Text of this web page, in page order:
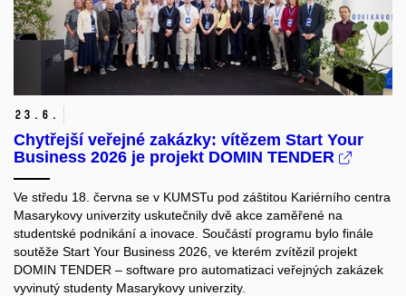
23. 6.
Chytřejší veřejné zakázky: vítězem Start Your
Business 2026 je projekt DOMIN TENDER
Ve středu 18. června se v KUMSTu pod záštitou Kariérního centra
Masarykovy univerzity uskutečnily dvě akce zaměřené na
studentské podnikání a inovace. Součástí programu bylo finále
soutěže Start Your Business 2026, ve kterém zvítězil projekt
DOMIN TENDER – software pro automatizaci veřejných zakázek
vyvinutý studenty Masarykovy univerzity.